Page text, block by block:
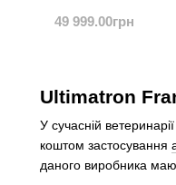
Ultimatron
У сучасній
коштом застосування
даного виробника
49 999.00грн